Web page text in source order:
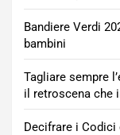
Bandiere Verdi
bambini
Tagliare sempre
il retroscena che
Decifrare i Codici